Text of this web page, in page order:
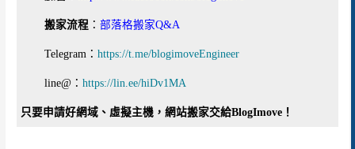
搬家流程 ：部落格搬家Q&A
Telegram：https://t.me/blogimoveEngineer
line@：https://lin.ee/hiDv1MA
只要申請好網域、虛擬主機，網站搬家交給BlogImove！